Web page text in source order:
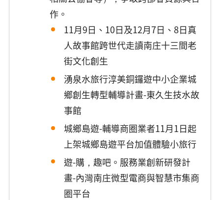
作。
11月9日、10日及12月7日、8日真
人故事館跨世代走讀南庄十三間老
街文化創生
湧泉水旅行淳美銅鑼遊中小企業城
鄉創生轉型輔導計畫-東久生技水故
事館
城鄉島遊-輔導商圈業者11月1日起
上架城鄉島遊平台加值體驗小旅行
遊-購，趣吧。服務業創新研發計
畫-內灣南庄微型電商與智慧市集商
圈平台